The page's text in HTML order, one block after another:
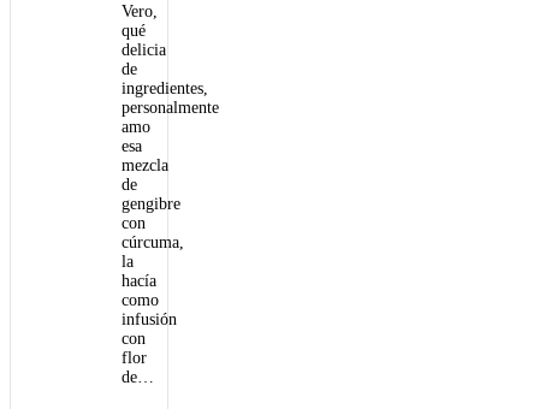
Vero,
qué
delicia
de
ingredientes,
personalmente
amo
esa
mezcla
de
gengibre
con
cúrcuma,
la
hacía
como
infusión
con
flor
de…